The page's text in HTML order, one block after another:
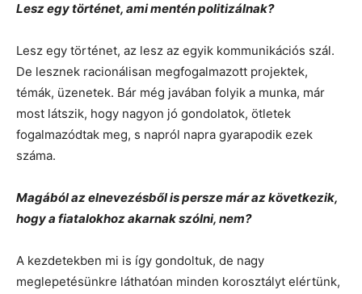
Lesz egy történet, ami mentén politizálnak?
Lesz egy történet, az lesz az egyik kommunikációs szál.
De lesznek racionálisan megfogalmazott projektek,
témák, üzenetek. Bár még javában folyik a munka, már
most látszik, hogy nagyon jó gondolatok, ötletek
fogalmazódtak meg, s napról napra gyarapodik ezek
száma.
Magából az elnevezésből is persze már az következik,
hogy a fiatalokhoz akarnak szólni, nem?
A kezdetekben mi is így gondoltuk, de nagy
meglepetésünkre láthatóan minden korosztályt elértünk,